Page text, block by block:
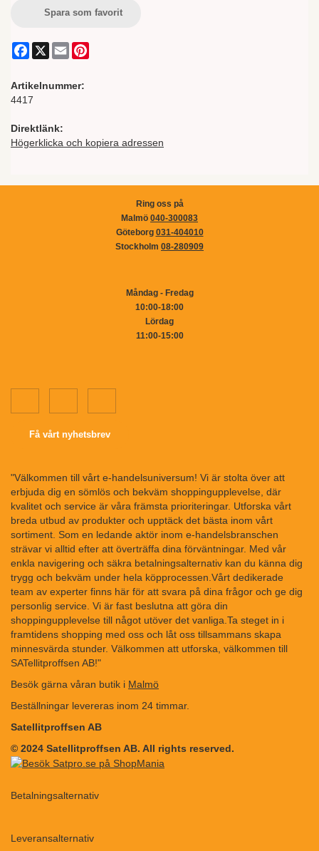
Spara som favorit
Facebook
X Email
Artikelnummer:
4417
Direktlänk:
Högerklicka och kopiera adressen
Ring oss på
Malmö 040-300083
Göteborg 031-404010
Stockholm 08-280909
Måndag - Fredag
10:00-18:00
Lördag
11:00-15:00
Få vårt nyhetsbrev
"Välkommen till vårt e-handelsuniversum! Vi är stolta över att
erbjuda dig en sömlös och bekväm shoppingupplevelse, där
kvalitet och service är våra främsta prioriteringar. Utforska vårt
breda utbud av produkter och upptäck det bästa inom vårt
sortiment. Som en ledande aktör inom e-handelsbranschen
strävar vi alltid efter att överträffa dina förväntningar. Med vår
enkla navigering och säkra betalningsalternativ kan du känna dig
trygg och bekväm under hela köpprocessen.Vårt dedikerade
team av experter finns här för att svara på dina frågor och ge dig
personlig service. Vi är fast beslutna att göra din
shoppingupplevelse till något utöver det vanliga.Ta steget in i
framtidens shopping med oss och låt oss tillsammans skapa
minnesvärda stunder. Välkommen att utforska, välkommen till
SATellitproffsen AB!"
Besök gärna våran butik i Malmö
Beställningar levereras inom 24 timmar.
Satellitproffsen AB
© 2024 Satellitproffsen AB. All rights reserved.
Betalningsalternativ
Leveransalternativ